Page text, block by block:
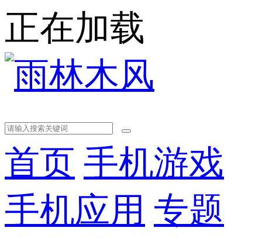
正在加载
首页 手机游戏
手机应用 专题